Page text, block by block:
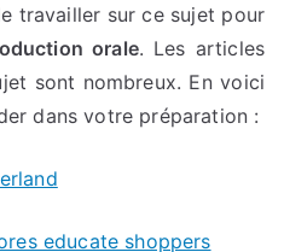
travailler sur ce sujet pour
orale. Les articles
sont nombreux. En voici
dans votre préparation :
educate shoppers